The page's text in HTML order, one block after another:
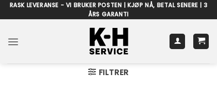
Skip
to
RASK LEVERANSE - VI BRUKER POSTEN | KJØP NÅ, BETAL SENERE | 3
ÅRS GARANTI
FILTRER